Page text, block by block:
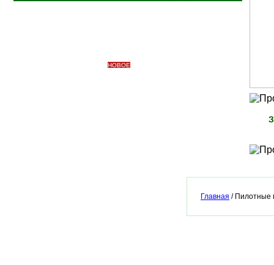
НОВОЕ
Главная / Пилотные